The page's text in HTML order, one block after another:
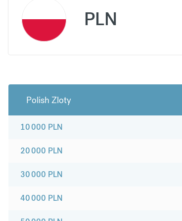
PLN
Polish Zloty
10 000 PLN
20 000 PLN
30 000 PLN
40 000 PLN